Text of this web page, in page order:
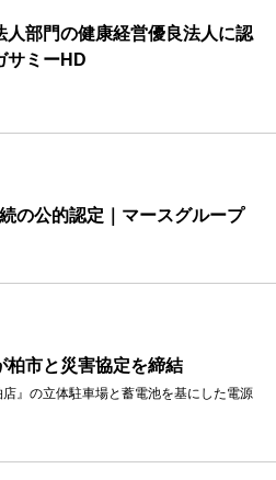
人部門の健康経営優良法人に認
サミーHD
の公的認定｜マースグループ
柏市と災害協定を締結
店』の立体駐車場と蓄電池を基にした電源